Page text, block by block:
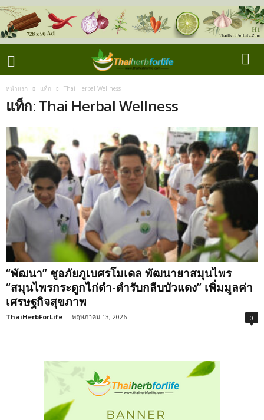
หน้าแรก แท็ก Thai Herbal Wellness
แท็ก: Thai Herbal Wellness
“พัฒนา” ชูอภัยภูเบศรโมเดล พัฒนายาสมุนไพร
“สมุนไพรกระดูกไก่ดำ-ตำรับกลีบบัวแดง” เพิ่มมูลค่า
เศรษฐกิจสุขภาพ
ThaiHerbForLife - พฤษภาคม 13, 2026 0